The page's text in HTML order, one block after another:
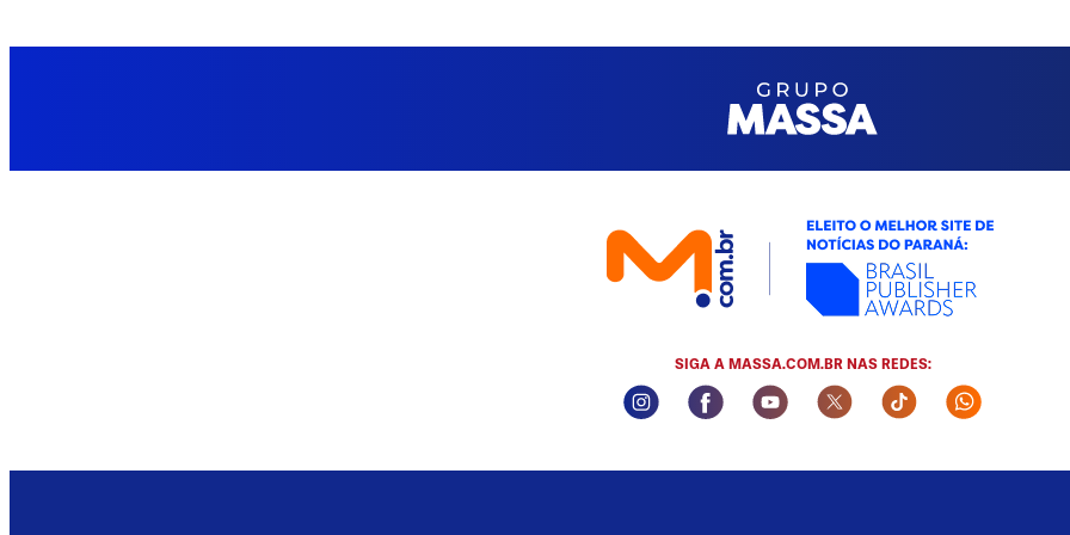
SIGA A MASSA.COM.BR NAS REDES:
Instagram Social Media
Facebook Social Media
Youtube Social Media
Twitter Social Media
Tiktok Social